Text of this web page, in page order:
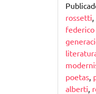
rossetti,
federico
poetas,
alberti,